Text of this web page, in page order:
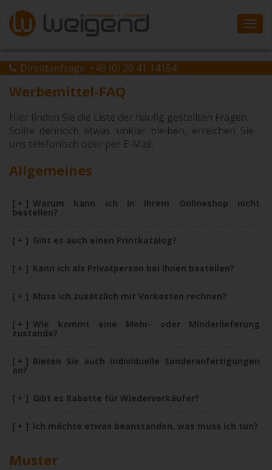
Direktanfrage: +49 (0) 29 41 14154
Werbemittel-FAQ
Hier finden Sie die Liste der häufig gestellten Fragen.
Sollte dennoch etwas unklar bleiben, erreichen Sie
uns telefonisch oder per E-Mail.
Allgemeines
[ + ] Warum kann ich in Ihrem Onlineshop nicht
bestellen?
[ + ] Gibt es auch einen Printkatalog?
[ + ] Kann ich als Privatperson bei Ihnen bestellen?
[ + ] Muss ich zusätzlich mit Vorkosten rechnen?
[ + ] Wie kommt eine Mehr- oder Minderlieferung
zustande?
[ + ] Bieten Sie auch individuelle Sonderanfertigungen
an?
[ + ] Gibt es Rabatte für Wiederverkäufer?
[ + ] Ich möchte etwas beanstanden, was muss ich tun?
Muster